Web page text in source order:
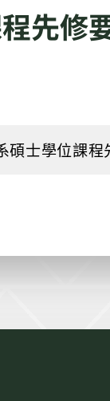
先修
碩士學位課